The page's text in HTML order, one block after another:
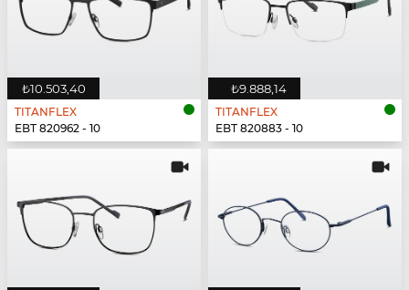
₺10.503,40
TITANFLEX
EBT 820962 - 10
₺9.888,14
TITANFLEX
EBT 820883 - 10